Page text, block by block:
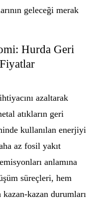
geleceği merak
Hurda Geri
azaltarak
atıkların geri
kullanılan enerjiyi
az fosil yakıt
anlamına
süreçleri, hem
kazan durumları